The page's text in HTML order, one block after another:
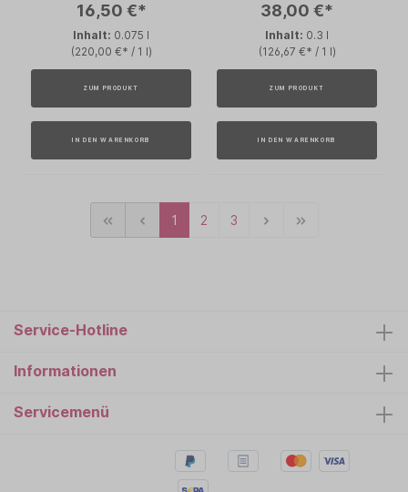
16,50 €*
Inhalt: 0.075 l
(220,00 €* / 1 l)
ZUM PRODUKT
IN DEN WARENKORB
38,00 €*
Inhalt: 0.3 l
(126,67 €* / 1 l)
ZUM PRODUKT
IN DEN WARENKORB
1 2 3
Service-Hotline
Informationen
Servicemenü